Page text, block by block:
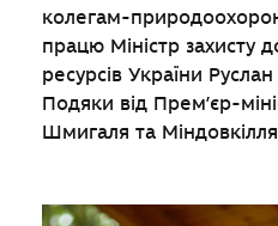
колегам-
працю Міністр захисту
ресурсів України
Подяки від Прем’єр-
Шмигаля та